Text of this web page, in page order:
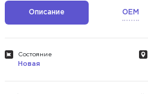
Описание OEM
Состояние
Новая